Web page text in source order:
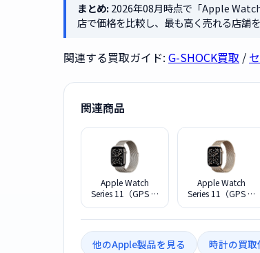
まとめ:2026年08月時点で「Apple
店で価格を比較し、最も高く売れる店舗
関連する買取ガイド: G-SHOCK買取 /
関連商品
Apple Watch
Series 11（GPS ＋
とナチュラルミラ
ネーゼループ -
Apple Watch
Series 11（GPS ＋
ゴールドミラネー
ゼループ - S/M
他のApple製品を見る 時計の買